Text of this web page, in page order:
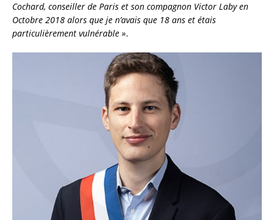
Cochard, conseiller de Paris et son compagnon Victor Laby en
Octobre 2018 alors que je n’avais que 18 ans et étais
particulièrement vulnérable ».